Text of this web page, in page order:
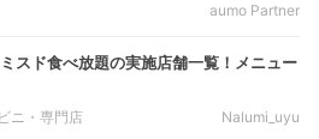
aumo Partner
ミスド食べ放題の実施店舗一覧！メニュー
ニ・専門店
Nalumi_uyu